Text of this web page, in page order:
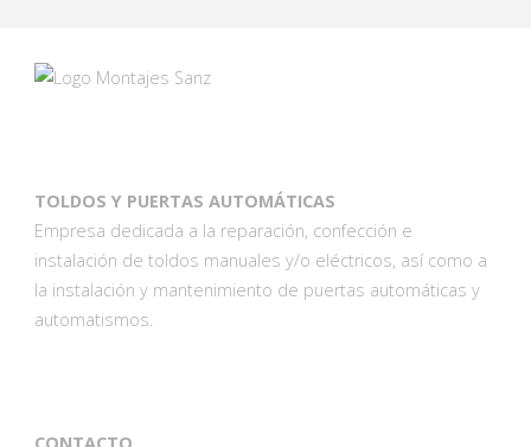
TOLDOS Y PUERTAS AUTOMÁTICAS
Empresa dedicada a la reparación, confección e
instalación de toldos manuales y/o eléctricos, así como a
la instalación y mantenimiento de puertas automáticas y
automatismos.